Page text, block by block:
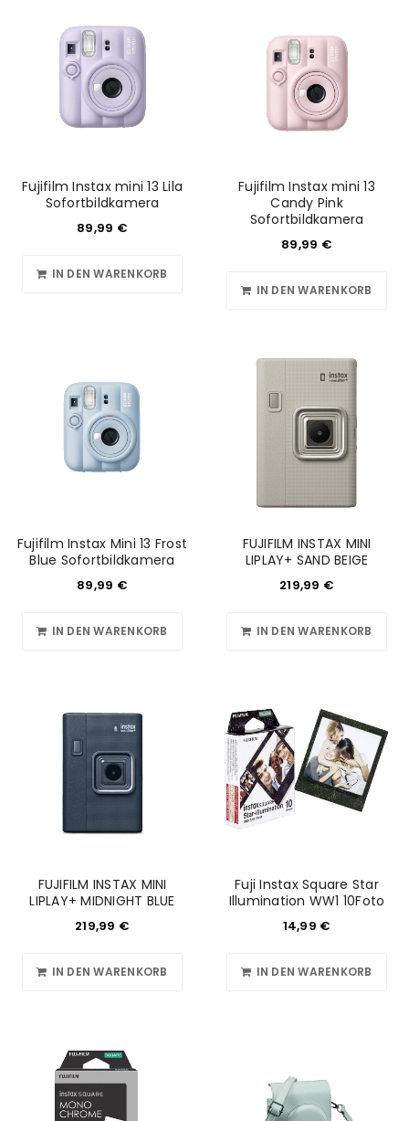
Fujifilm Instax mini 13 Lila
Sofortbildkamera
89,99 €
IN DEN WARENKORB
Fujifilm Instax mini 13
Candy Pink
Sofortbildkamera
89,99 €
IN DEN WARENKORB
Fujifilm Instax Mini 13 Frost
Blue Sofortbildkamera
89,99 €
IN DEN WARENKORB
FUJIFILM INSTAX MINI
LIPLAY+ SAND BEIGE
219,99 €
IN DEN WARENKORB
FUJIFILM INSTAX MINI
LIPLAY+ MIDNIGHT BLUE
219,99 €
IN DEN WARENKORB
Fuji Instax Square Star
Illumination WW1 10Foto
14,99 €
IN DEN WARENKORB